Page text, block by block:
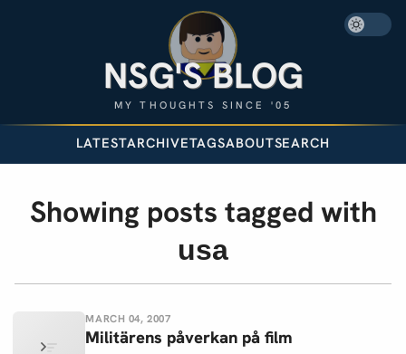
NSG'S BLOG
MY THOUGHTS SINCE '05
LATESTARCHIVETAGSABOUTSEARCH
Showing posts tagged with
usa
MARCH 04, 2007
Militärens påverkan på film